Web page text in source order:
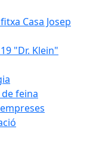
Casa Josep
"Dr. Klein"
feina